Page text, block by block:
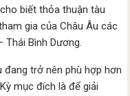
biết thỏa thuận tàu
gia của Châu Âu các
Bình Dương.
đang trở nên phù hợp hơn
mục đích là để giải